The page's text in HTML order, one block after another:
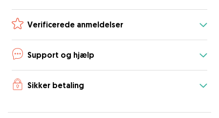
Verificerede anmeldelser
Support og hjælp
Sikker betaling